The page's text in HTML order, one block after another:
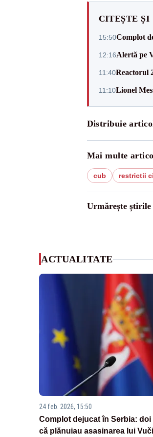
CITEȘTE ȘI
15:50Complot
12:16Alertă pe
11:40Reactorul
11:10Lionel
Distribuie
Mai multe
cub restrictii
Urmărește știrile
ACTUALITATE
24 feb. 2026, 15:50
Complot dejucat în Serbia:
că plănuiau asasinarea lui